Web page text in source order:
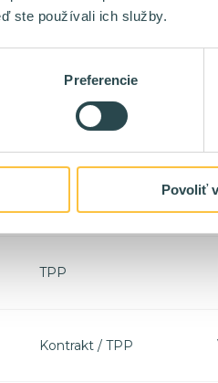
ste používali ich služby.
Preferencie
Povoliť
Kontrakt / TPP
Kontrakt / TPP
TPP
Kontrakt / TPP